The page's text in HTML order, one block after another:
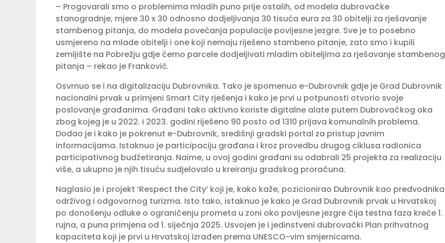
– Progovarali smo o problemima mladih puno prije ostalih, od modela dubrovačke
stanogradnje, mjere 30 x 30 odnosno dodjeljivanja 30 tisuća eura za 30 obitelji za rješavanje
stambenog pitanja, do modela povećanja populacije povijesne jezgre. Sve je to posebno
usmjereno na mlade obitelji i one koji nemaju riješeno stambeno pitanje, zato smo i kupili
zemljište na Pobrežju gdje ćemo parcele dodjeljivati mladim obiteljima za rješavanje stambenog
pitanja – rekao je Franković.
Osvrnuo se i na digitalizaciju Dubrovnika. Tako je spomenuo e-Dubrovnik gdje je Grad Dubrovnik
nacionalni prvak u primjeni Smart City rješenja i kako je prvi u potpunosti otvorio svoje
poslovanje građanima. Građani tako aktivno koriste digitalne alate putem Dubrovačkog oka
zbog kojeg je u 2022. i 2023. godini riješeno 90 posto od 1310 prijava komunalnih problema.
Dodao je i kako je pokrenut e-Dubrovnik, središnji gradski portal za pristup javnim
informacijama. Istaknuo je participaciju građana i kroz provedbu drugog ciklusa radionica
participativnog budžetiranja. Naime, u ovoj godini građani su odabrali 25 projekta za realizaciju
više, a ukupno je njih tisuću sudjelovalo u kreiranju gradskog proračuna.
Naglasio je i projekt ‘Respect the City’ koji je, kako kaže, pozicionirao Dubrovnik kao predvodnika
održivog i odgovornog turizma. Isto tako, istaknuo je kako je Grad Dubrovnik prvak u Hrvatskoj
po donošenju odluke o ograničenju prometa u zoni oko povijesne jezgre čija testna faza kreće 1.
rujna, a puna primjena od 1. siječnja 2025. Usvojen je i jedinstveni dubrovački Plan prihvatnog
kapaciteta koji je prvi u Hrvatskoj izrađen prema UNESCO-vim smjernicama.